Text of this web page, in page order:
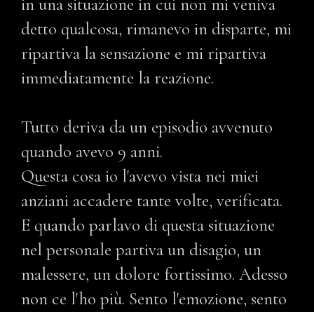
in una situazione in cui non mi veniva
detto qualcosa, rimanevo in disparte, mi
ripartiva la sensazione e mi ripartiva
immediatamente la reazione.
Tutto deriva da un episodio avvenuto
quando avevo 9 anni.
Questa cosa io l'avevo vista nei miei
anziani accadere tante volte, verificata.
E quando parlavo di questa situazione
nel personale partiva un disagio, un
malessere, un dolore fortissimo. Adesso
non ce l'ho più. Sento l'emozione, sento